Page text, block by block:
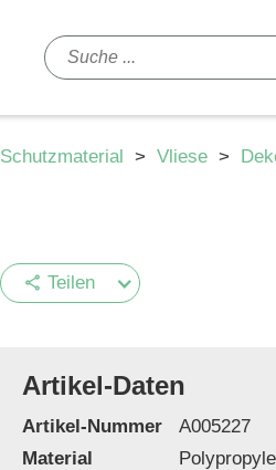
Schutzmaterial > Vliese >
share Teilen
Artikel-Daten
Artikel-Nummer
A005227
Material